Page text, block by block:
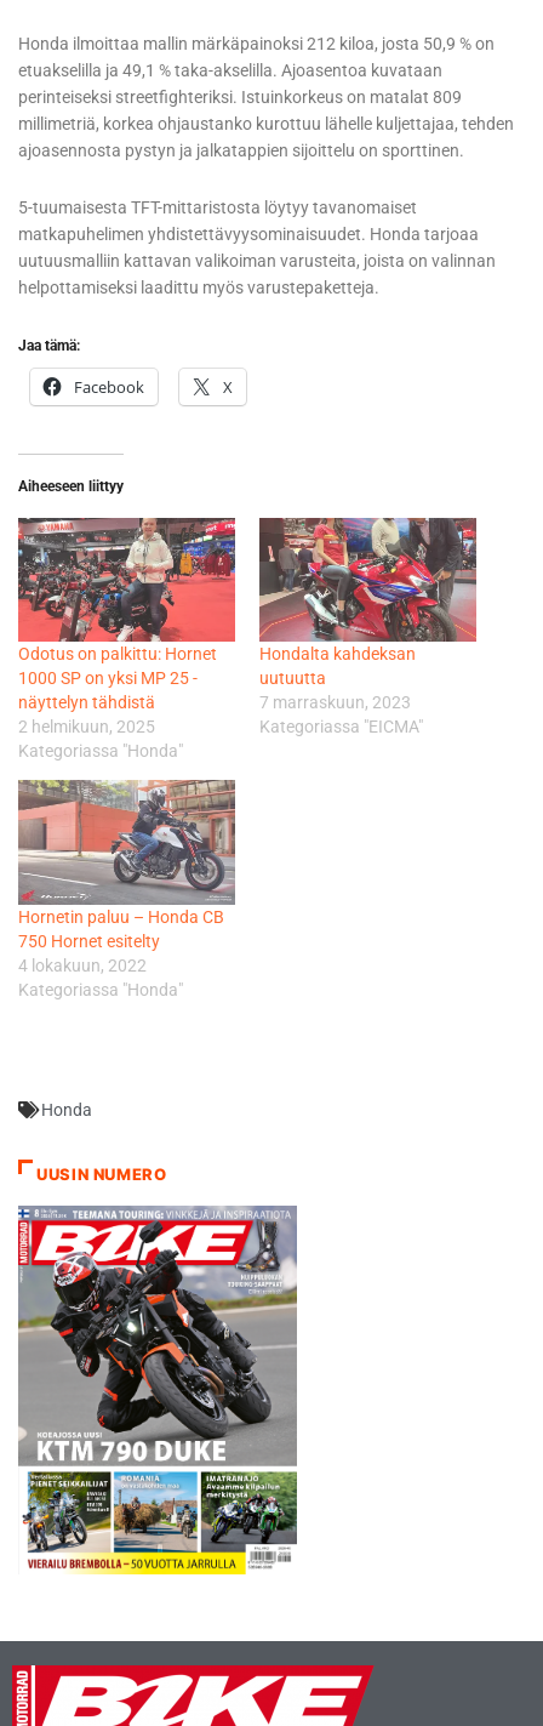
Honda ilmoittaa mallin märkäpainoksi 212 kiloa, josta 50,9 % on
etuakselilla ja 49,1 % taka-akselilla. Ajoasentoa kuvataan
perinteiseksi streetfighteriksi. Istuinkorkeus on matalat 809
millimetriä, korkea ohjaustanko kurottuu lähelle kuljettajaa, tehden
ajoasennosta pystyn ja jalkatappien sijoittelu on sporttinen.
5-tuumaisesta TFT-mittaristosta löytyy tavanomaiset
matkapuhelimen yhdistettävyysominaisuudet. Honda tarjoaa
uutuusmalliin kattavan valikoiman varusteita, joista on valinnan
helpottamiseksi laadittu myös varustepaketteja.
Jaa tämä:
Facebook X
Aiheeseen liittyy
Odotus on palkittu: Hornet
1000 SP on yksi MP 25 -
näyttelyn tähdistä
2 helmikuun, 2025
Kategoriassa "Honda"
Hondalta kahdeksan
uutuutta
7 marraskuun, 2023
Kategoriassa "EICMA"
Hornetin paluu – Honda CB
750 Hornet esitelty
4 lokakuun, 2022
Kategoriassa "Honda"
Honda
UUSIN NUMERO